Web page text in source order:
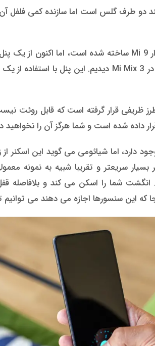
قرار گرفته است که قابل روئت
داده شده است و شما هرگز آن را نخواهید
بسیار سریعتر و تقریبا شبیه به نمونه
شما را اسکن می کند و بلافاصله قفل
که این سنسورها اجازه می دهند می